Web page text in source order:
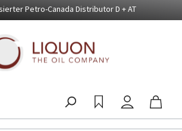
Petro-Canada Distributor D + AT